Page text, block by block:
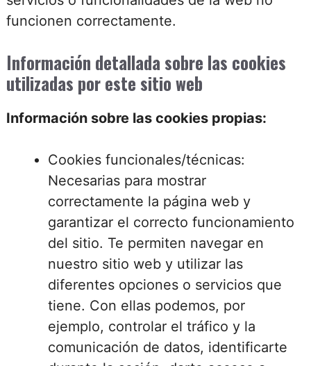
funcionen correctamente.
Información detallada sobre las cookies
utilizadas por este sitio web
Información sobre las cookies propias:
Cookies funcionales/técnicas:
Necesarias para mostrar
correctamente la página web y
garantizar el correcto funcionamiento
del sitio. Te permiten navegar en
nuestro sitio web y utilizar las
diferentes opciones o servicios que
tiene. Con ellas podemos, por
ejemplo, controlar el tráfico y la
comunicación de datos, identificarte